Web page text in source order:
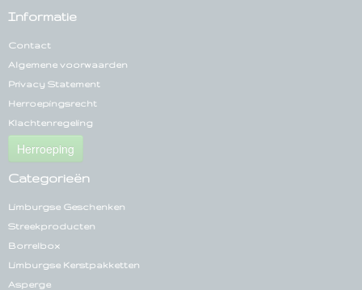
Informatie
Contact
Algemene voorwaarden
Privacy Statement
Herroepingsrecht
Klachtenregeling
Herroeping
Categorieën
Limburgse Geschenken
Streekproducten
Borrelbox
Limburgse Kerstpakketten
Asperge